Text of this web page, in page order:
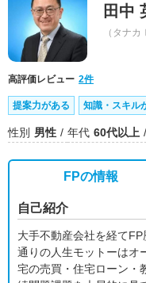
田中
（タナカ
高評価レビュー 2件
提案力がある 知識・スキル
性別 男性 年代 60代以上
FPの情報
自己紹介
大手不動産会社を経て
通りの人生モットーはオ
宅の売買・住宅ローン・